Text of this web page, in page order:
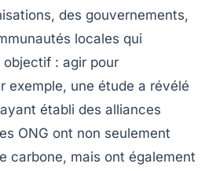
des gouvernements,
locales qui
: agir pour
exemple, une étude a révélé
établi des alliances
ONG ont non seulement
carbone, mais ont également